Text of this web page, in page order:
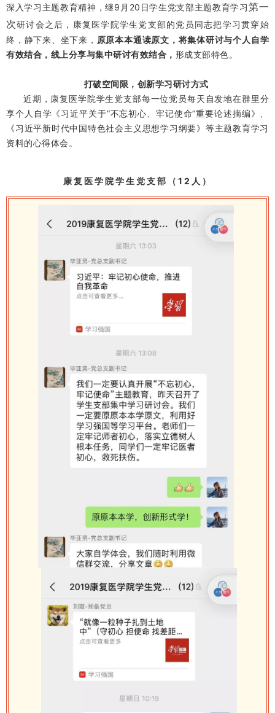
深入学习主题教育精神，继9月20日学生党支部主题教育学习第一
次研讨会之后，康复医学院学生党支部的党员同志把学习贯穿始
终，静下来、坐下来， 原原本本通读原文，将集体研讨与个人自学
有效结合，线上分享与集中研讨有效结合， 形成支部特色。
打破空间限，创新学习研讨方式
近期，康复医学院学生党支部每一位党员每天自发地在群里分
享个人自学《习近平关于“不忘初心、牢记使命”重要论述摘编》、
《习近平新时代中国特色社会主义思想学习纲要》等主题教育学习
资料的心得体会。
康复医学院学生党支部（12人）